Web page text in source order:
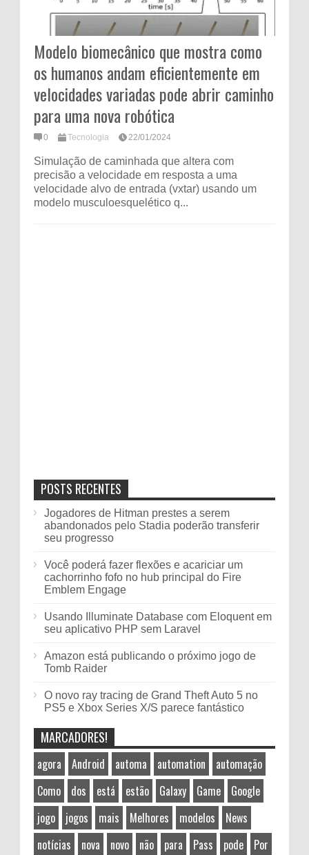
Modelo biomecânico que mostra como
os humanos andam eficientemente em
velocidades variadas pode abrir caminho
para uma nova robótica
0 Tecnologia 22/01/2024
Simulação de caminhada que altera com
precisão a velocidade em resposta a uma
velocidade alvo de entrada (vxtar) usando um
modelo musculoesquelético q...
POSTS RECENTES
Jogadores de Hitman prestes a serem
abandonados pelo Stadia poderão transferir
seu progresso
Você poderá fazer flexões e acariciar um
cachorrinho fofo no hub principal do Fire
Emblem Engage
Usando Illuminate Database com Eloquent em
seu aplicativo PHP sem Laravel
Amazon está publicando o próximo jogo de
Tomb Raider
O novo ray tracing de Grand Theft Auto 5 no
PS5 e Xbox Series X/S parece fantástico
MARCADORES!
agora Android automa automation
automação
Como
dos está estão Galaxy Game
Google
jogo
jogos mais Melhores modelos
News
notícias
nova novo não para Pass pode
Por